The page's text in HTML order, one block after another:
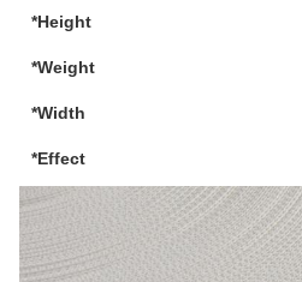
*Height
*Weight
*Width
*Effect